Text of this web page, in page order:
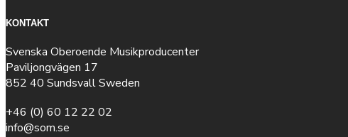
KONTAKT
Svenska Oberoende Musikproducenter
Paviljongvägen 17
852 40 Sundsvall Sweden
+46 (0) 60 12 22 02
info@som.se